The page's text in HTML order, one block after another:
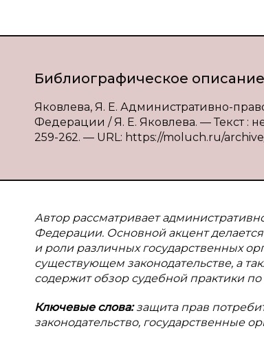
Библиографическое описание
Яковлева, Я. Е. Административно-
Федерации / Я. Е. Яковлева. — Текст :
259-262. — URL: https://moluch.ru/archive/
Автор рассматривает
Федерации. Основной акцент
и роли различных государственных
существующем законодательстве, а
содержит обзор судебной практики
Ключевые слова:защита прав
законодательство, государственные